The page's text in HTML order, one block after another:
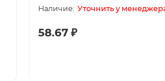
Уточнить у
58.67 ₽